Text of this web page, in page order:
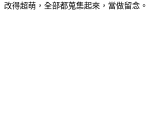
改得超萌，全部都蒐集起來，當做留念。